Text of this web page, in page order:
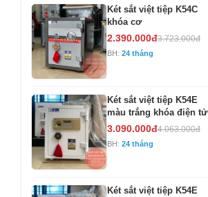
Két sắt việt tiệp K54C
khóa cơ
2.390.000đ3.723.000đ
BH: 24 tháng
Két sắt việt tiệp K54E
màu trắng khóa điện tử
3.090.000đ4.063.000đ
BH: 24 tháng
Két sắt việt tiệp K54E